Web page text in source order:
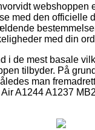
webshoppen
med den
med din
i de mest basale
tilbyder. På
man
A1244 A1237